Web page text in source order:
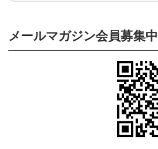
メールマガジン会員募集中